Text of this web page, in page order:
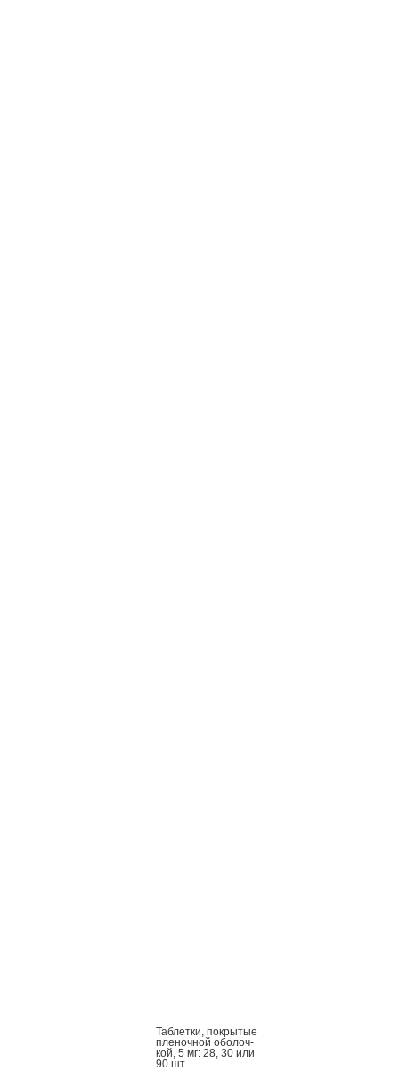
Таб­летки, пок­ры­тые
пле­ноч­ной обо­лоч­
кой, 5 мг: 28, 30 или
90 шт.